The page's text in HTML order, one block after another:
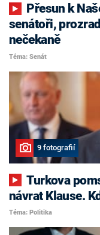
senátoři,
nečekaně
Téma: Senát
9 fotografií
Turkova pomsta, nekonfliktní Havlíček i
návrat Klause.
Téma: Politika